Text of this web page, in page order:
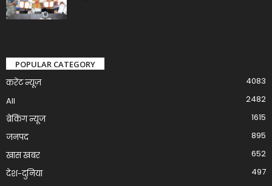
POPULAR CATEGORY
करेंट न्यूज़
4083
All
2482
ब्रेकिंग न्यूज
1615
जनपद
895
खास खबर
652
देश-दुनिया
497